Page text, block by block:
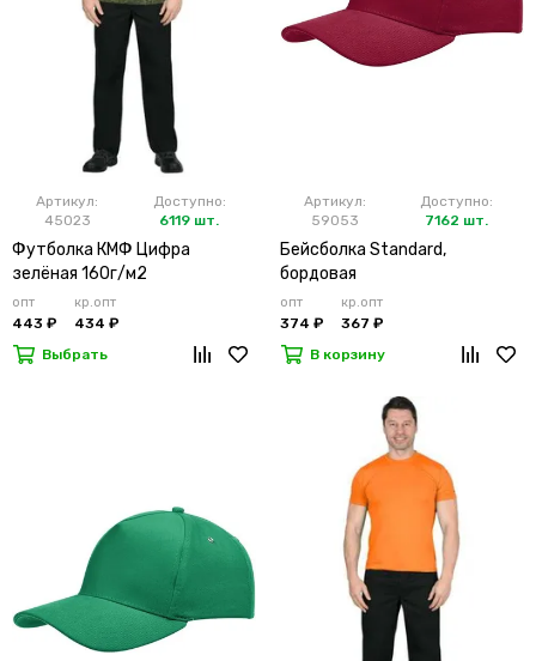
Артикул:
45023
Доступно:
6119 шт.
Футболка КМФ Цифра
зелёная 160г/м2
опт
443 ₽
кр.опт
434 ₽
Выбрать
Артикул:
59053
Доступно:
7162 шт.
Бейсболка Standard,
бордовая
опт
374 ₽
кр.опт
367 ₽
В корзину